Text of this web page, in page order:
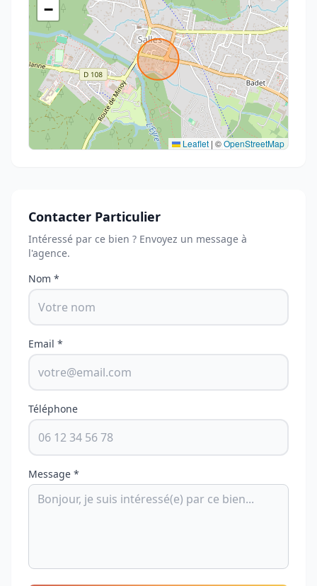
−
Leaflet | ©OpenStreetMap
Contacter Particulier
Intéressé par ce bien ? Envoyez un message à
l'agence.
Nom *
Email *
Téléphone
Message *